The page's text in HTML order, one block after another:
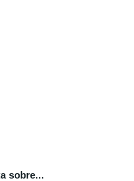
sobre...